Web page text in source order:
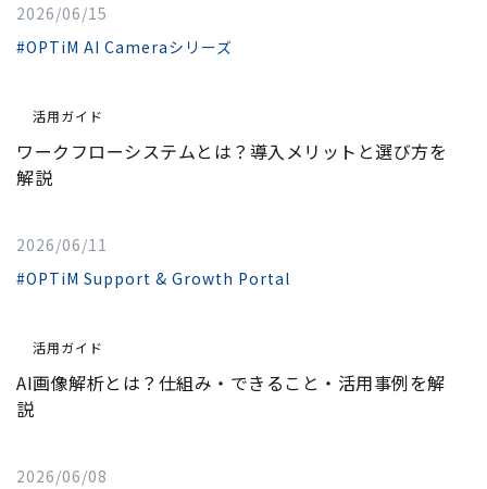
2026/06/15
#OPTiM AI Cameraシリーズ
活用ガイド
ワークフローシステムとは？導入メリットと選び方を
解説
2026/06/11
#OPTiM Support & Growth Portal
活用ガイド
AI画像解析とは？仕組み・できること・活用事例を解
説
2026/06/08